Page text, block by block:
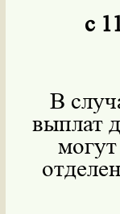
с
В
выплат